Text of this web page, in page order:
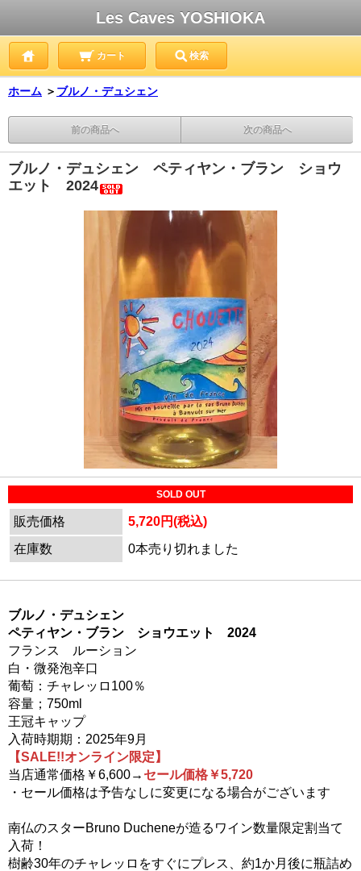
Les Caves YOSHIOKA
カート 検索
ホーム ＞ ブルノ・デュシェン
前の商品へ 次の商品へ
ブルノ・デュシェン ペティヤン・ブラン ショウ
エット 2024
SOLD OUT
販売価格
5,720円(税込)
在庫数
0本売り切れました
ブルノ・デュシェン
ペティヤン・ブラン ショウエット 2024
フランス ルーション
白・微発泡辛口
葡萄：チャレッロ100％
容量；750ml
王冠キャップ
入荷時期期：2025年9月
【SALE!!オンライン限定】
当店通常価格￥6,600→ セール価格￥5,720
・セール価格は予告なしに変更になる場合がございます
南仏のスターBruno Ducheneが造るワイン数量限定割当て
入荷！
樹齢30年のチャレッロをすぐにプレス、約1か月後に瓶詰め